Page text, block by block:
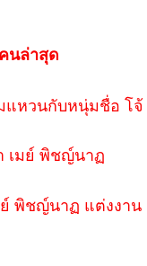
นล่าสุด
แหวนกับหนุ่มชื่อ โจ้
เมย์ พิชญ์นาฏ
พิชญ์นาฏ แต่งงาน